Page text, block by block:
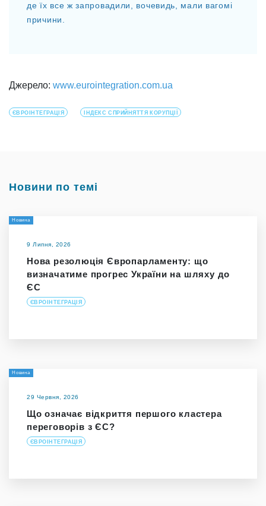
де їх все ж запровадили, вочевидь, мали вагомі
причини.
Джерело: www.eurointegration.com.ua
ЄВРОІНТЕГРАЦІЯ ІНДЕКС СПРИЙНЯТТЯ КОРУПЦІЇ
Новини по темі
Новина
9 Липня, 2026
Нова резолюція Європарламенту: що
визначатиме прогрес України на шляху до
ЄС
ЄВРОІНТЕГРАЦІЯ
Новина
29 Червня, 2026
Що означає відкриття першого кластера
переговорів з ЄС?
ЄВРОІНТЕГРАЦІЯ